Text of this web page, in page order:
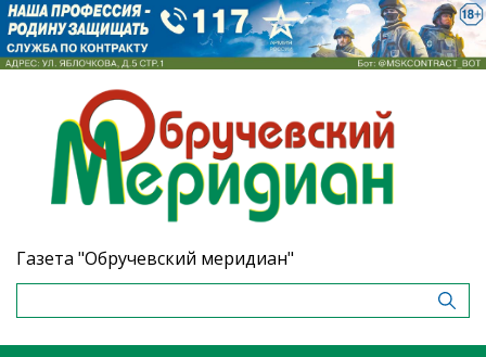
Газета "Обручевский меридиан"